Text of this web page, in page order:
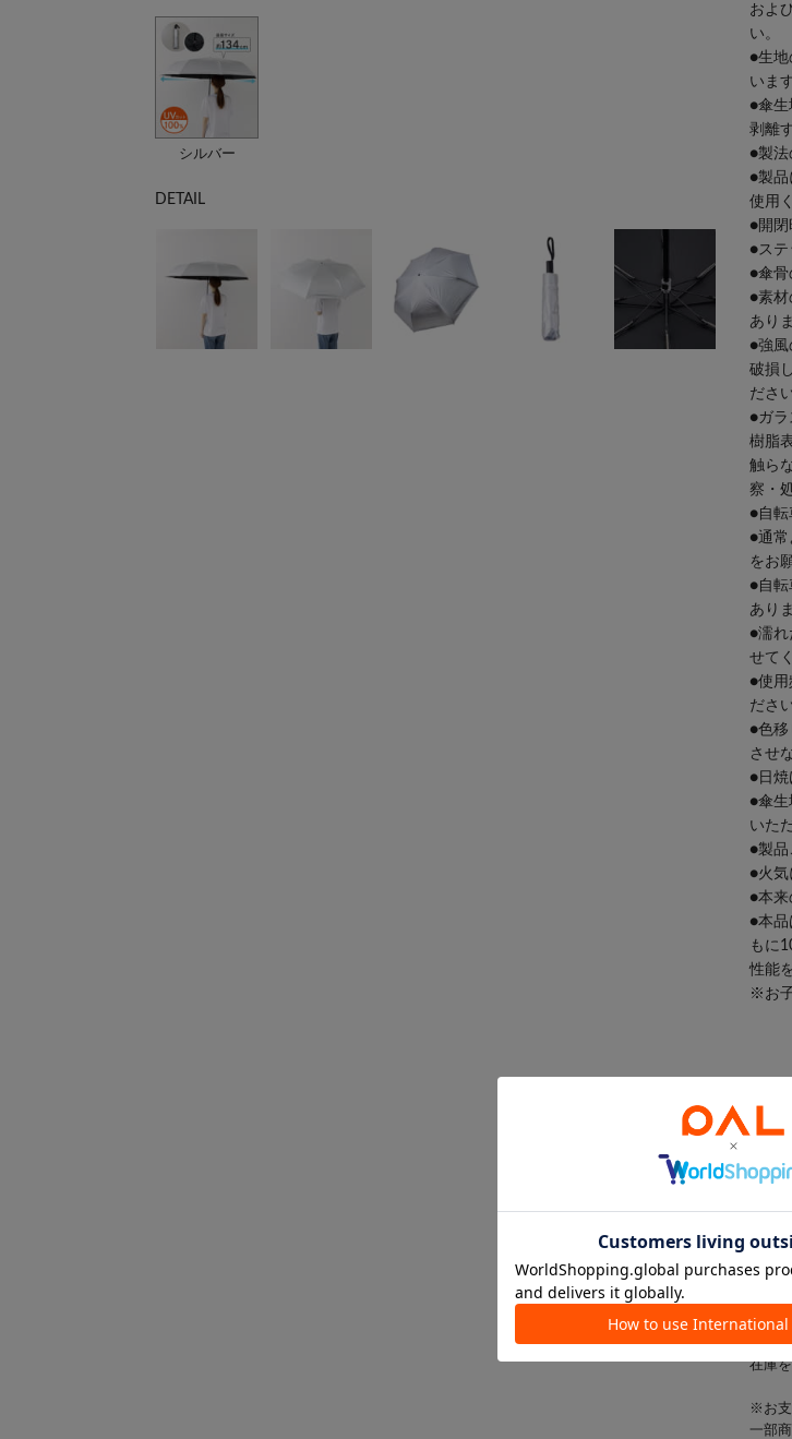
シルバー
DETAIL
およ
い。
●生
いま
●傘
剥離
●製法
●製
使用
●開閉
●ステ
●傘骨
●素
あり
●強
破損
ださ
●ガラ
樹脂
触ら
察・
●自転
●通
をお
●自
あり
●濡
せて
●使
ださ
●色
させ
●日焼
●傘
いた
●製品
●火気
●本来
●本品
もに
性能
※お
※ご
※商品
光の
ざい
※出
該当
※当店
在庫
在庫
※お支
一部